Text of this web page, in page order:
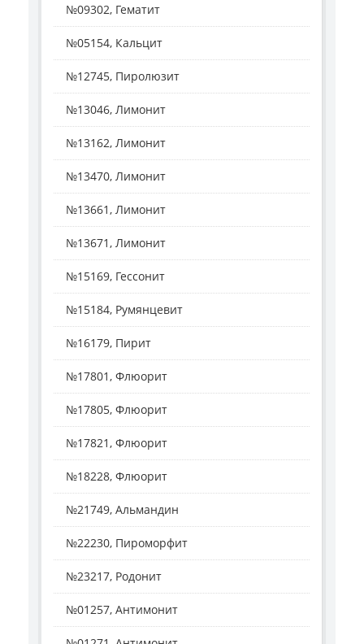
№09302, Гематит
№05154, Кальцит
№12745, Пиролюзит
№13046, Лимонит
№13162, Лимонит
№13470, Лимонит
№13661, Лимонит
№13671, Лимонит
№15169, Гессонит
№15184, Румянцевит
№16179, Пирит
№17801, Флюорит
№17805, Флюорит
№17821, Флюорит
№18228, Флюорит
№21749, Альмандин
№22230, Пироморфит
№23217, Родонит
№01257, Антимонит